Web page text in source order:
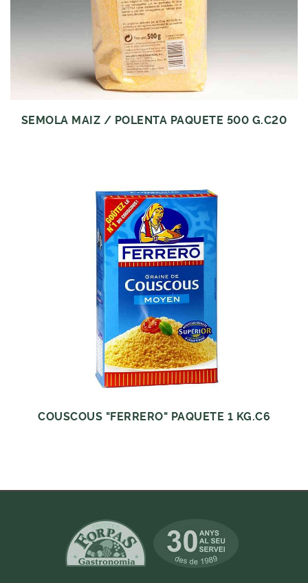
SEMOLA MAIZ / POLENTA PAQUETE 500 G.C20
COUSCOUS "FERRERO" PAQUETE 1 KG.C6